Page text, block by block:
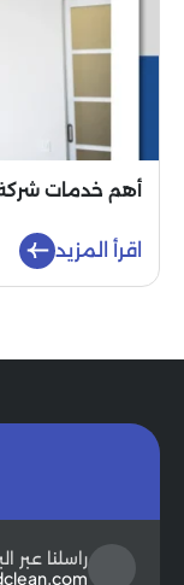
أهم خدمات
اقرأ المزيد
راسلنا عبر